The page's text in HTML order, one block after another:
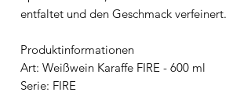
entfaltet und den Geschmack verfeinert.
Produktinformationen
Art: Weißwein Karaffe FIRE - 600 ml
Serie: FIRE